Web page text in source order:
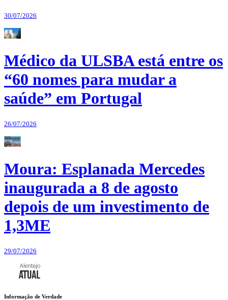
30/07/2026
Médico da ULSBA está entre os
“60 nomes para mudar a
saúde” em Portugal
26/07/2026
Moura: Esplanada Mercedes
inaugurada a 8 de agosto
depois de um investimento de
1,3ME
29/07/2026
Informação de Verdade